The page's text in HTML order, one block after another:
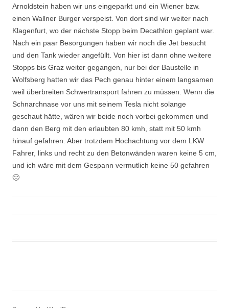
Arnoldstein haben wir uns eingeparkt und ein Wiener bzw.
einen Wallner Burger verspeist. Von dort sind wir weiter nach
Klagenfurt, wo der nächste Stopp beim Decathlon geplant war.
Nach ein paar Besorgungen haben wir noch die Jet besucht
und den Tank wieder angefüllt. Von hier ist dann ohne weitere
Stopps bis Graz weiter gegangen, nur bei der Baustelle in
Wolfsberg hatten wir das Pech genau hinter einem langsamen
weil überbreiten Schwertransport fahren zu müssen. Wenn die
Schnarchnase vor uns mit seinem Tesla nicht solange
geschaut hätte, wären wir beide noch vorbei gekommen und
dann den Berg mit den erlaubten 80 kmh, statt mit 50 kmh
hinauf gefahren. Aber trotzdem Hochachtung vor dem LKW
Fahrer, links und recht zu den Betonwänden waren keine 5 cm,
und ich wäre mit dem Gespann vermutlich keine 50 gefahren
🙂